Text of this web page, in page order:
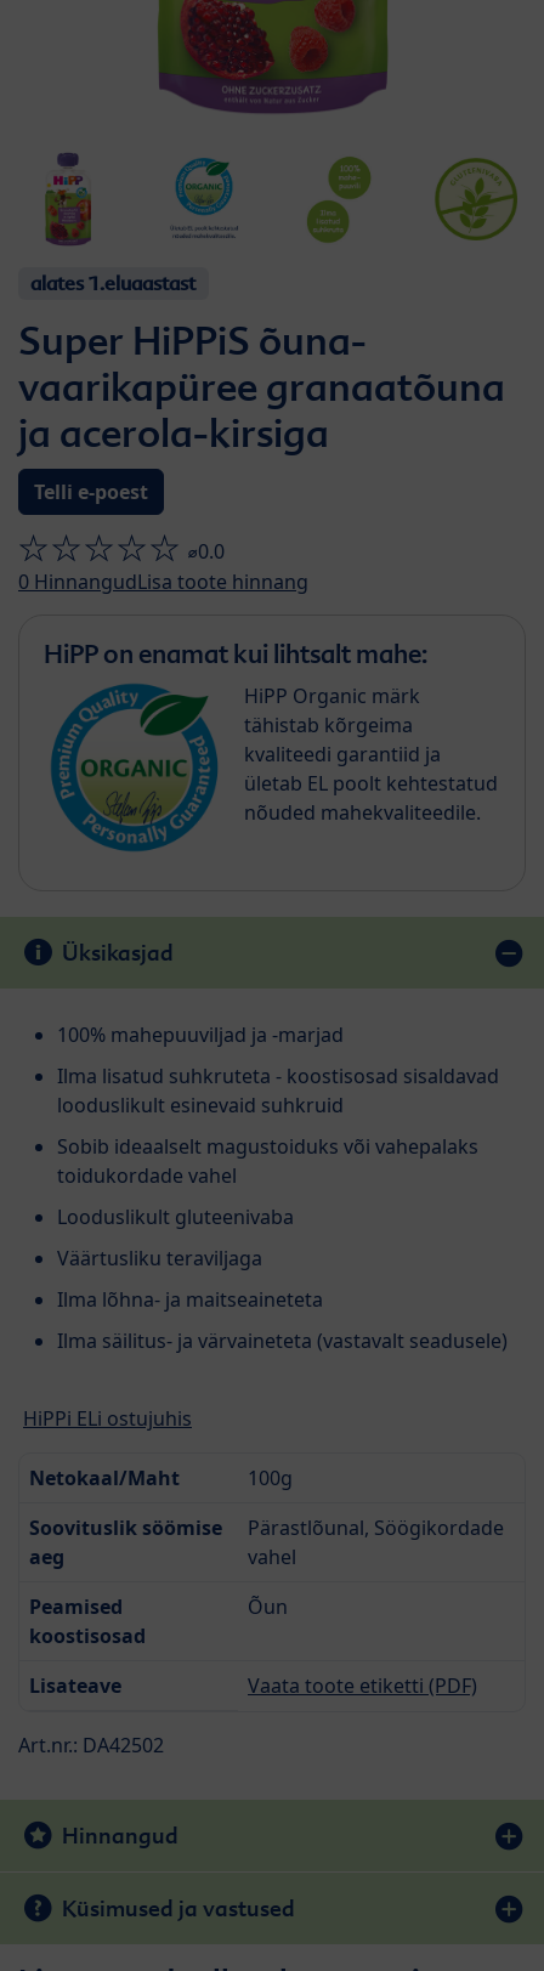
alates 1.eluaastast
Super HiPPiS õuna-
vaarikapüree granaatõuna
ja acerola-kirsiga
Telli e-poest
⌀0.0
0 HinnangudLisa toote hinnang
HiPP on enamat kui lihtsalt mahe:
HiPP Organic märk
tähistab kõrgeima
kvaliteedi garantiid ja
ületab EL poolt kehtestatud
nõuded mahekvaliteedile.
Üksikasjad
100% mahepuuviljad ja -marjad
Ilma lisatud suhkruteta - koostisosad sisaldavad
looduslikult esinevaid suhkruid
Sobib ideaalselt magustoiduks või vahepalaks
toidukordade vahel
Looduslikult gluteenivaba
Väärtusliku teraviljaga
Ilma lõhna- ja maitseaineteta
Ilma säilitus- ja värvaineteta (vastavalt seadusele)
HiPPi ELi ostujuhis
Netokaal/Maht
100g
Soovituslik söömise
aeg
Pärastlõunal, Söögikordade
vahel
Peamised
koostisosad
Õun
Lisateave Vaata toote etiketti (PDF)
Art.nr.: DA42502
Hinnangud
Küsimused ja vastused